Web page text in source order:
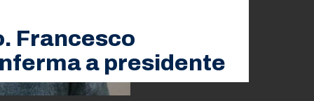
Francesco
a presidente